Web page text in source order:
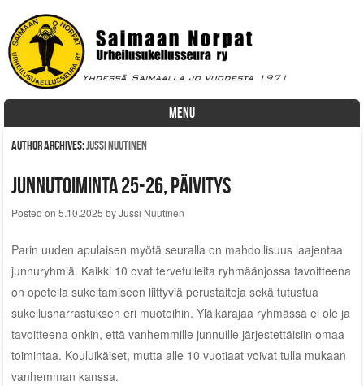
MENU
Skip to content
Author Archives:Jussi Nuutinen
Junnutoiminta 25-26, päivitys
Posted on 5.10.2025 byJussi Nuutinen
Parin uuden apulaisen myötä seuralla on mahdollisuus laajentaa
junnuryhmiä. Kaikki 10 ovat tervetulleita ryhmäänjossa tavoitteena
on opetella sukeltamiseen liittyviä perustaitoja sekä tutustua
sukellusharrastuksen eri muotoihin. Yläikärajaa ryhmässä ei ole ja
tavoitteena onkin, että vanhemmille junnuille järjestettäisiin omaa
toimintaa. Kouluikäiset, mutta alle 10 vuotiaat voivat tulla mukaan
vanhemman kanssa.